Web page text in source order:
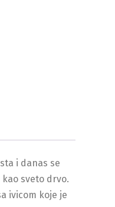
i danas se
sveto drvo.
ivicom koje je